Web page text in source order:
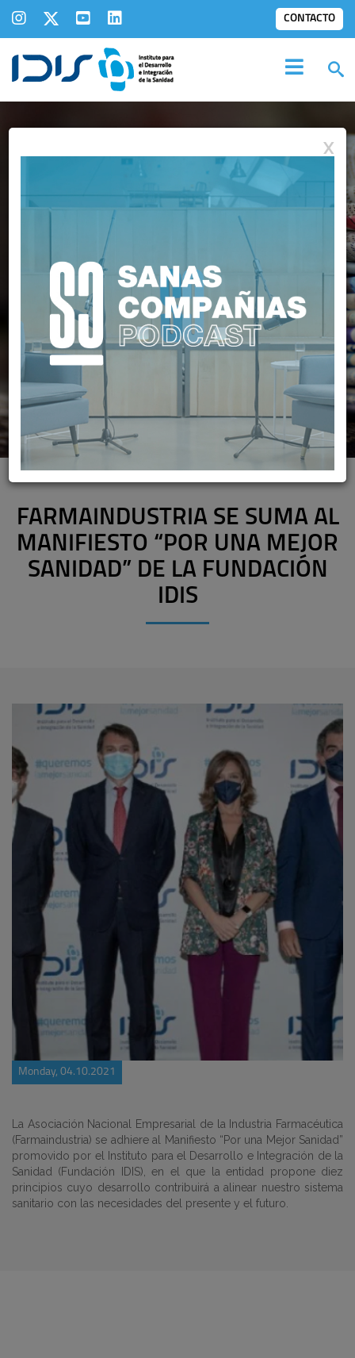
CONTACTO
IDIS EN LOSMEDIOS
FARMAINDUSTRIA SE SUMA AL
MANIFIESTO “POR UNA MEJOR
SANIDAD” DE LA FUNDACIÓN
IDIS
Monday, 04.10.2021
La Asociación Nacional Empresarial de la Industria Farmacéutica
(Farmaindustria) se adhiere al Manifiesto “Por una Mejor Sanidad”
promovido por el Instituto para el Desarrollo e Integración de la
Sanidad (Fundación IDIS), en el que la entidad propone diez
principios cuyo desarrollo contribuirá a alinear nuestro sistema
sanitario con las necesidades del presente y el futuro.
X